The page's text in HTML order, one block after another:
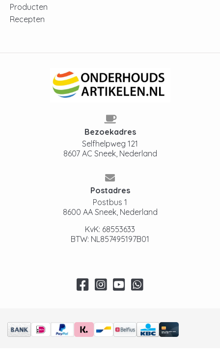
Producten
Recepten
Bezoekadres
Selfhelpweg 121
8607 AC Sneek, Nederland
Postadres
Postbus 1
8600 AA Sneek, Nederland
KvK: 68553633
BTW: NL857495197B01